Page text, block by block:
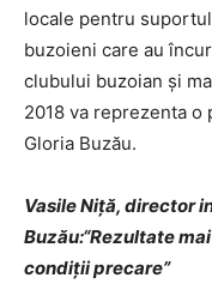
locale pentru
buzoieni care au
clubului buzoian şi
2018 va reprezenta o
Gloria Buzău.
Vasile Niţă, director
Buzău:“Rezultate
condiţii precare”